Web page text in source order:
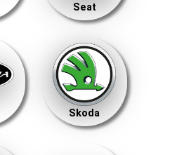
Seat
Skoda